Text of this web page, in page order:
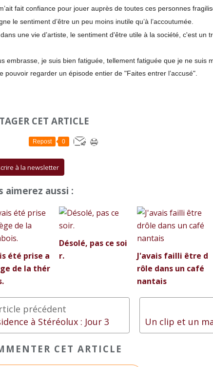
fait confiance pour jouer auprès de toutes ces personnes
le sentiment d’être un peu moins inutile qu’à l’accoutumée.
une vie d’artiste, le sentiment d'être utile à la société, c'est un
embrasse, je suis bien fatiguée, tellement fatiguée que je ne suis
pouvoir regarder un épisode entier de "Faites entrer l’accusé".
CET ARTICLE
Repost 0
à la newsletter
aimerez aussi :
été prise a
de la thér
Désolé, pas ce soi
r.
J'avais failli être d
rôle dans un café
nantais
à Stéréolux : Jour 3
CET ARTICLE